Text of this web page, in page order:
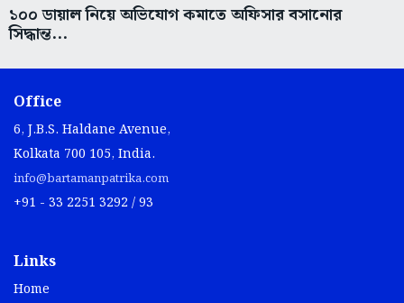
১০০ ডায়াল নিয়ে অভিযোগ কমাতে অফিসার বসানোর
সিদ্ধান্ত...
Office
6, J.B.S. Haldane Avenue,
Kolkata 700 105, India.
info@bartamanpatrika.com
+91 - 33 2251 3292 / 93
Links
Home